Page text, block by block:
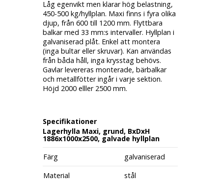
Låg egenvikt men klarar hög belastning,
450-500 kg/hyllplan. Maxi finns i fyra olika
djup, från 600 till 1200 mm. Flyttbara
balkar med 33 mm:s intervaller. Hyllplan i
galvaniserad plåt. Enkel att montera
(inga bultar eller skruvar). Kan användas
från båda håll, inga krysstag behövs.
Gavlar levereras monterade, bärbalkar
och metallfötter ingår i varje sektion.
Höjd 2000 elller 2500 mm.
Specifikationer
Lagerhylla Maxi, grund, BxDxH
1886x1000x2500, galvade hyllplan
Färg
galvaniserad
Material
stål